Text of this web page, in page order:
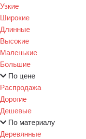
Узкие
Широкие
Длинные
Высокие
Маленькие
Большие
По цене
Распродажа
Дорогие
Дешевые
По материалу
Деревянные